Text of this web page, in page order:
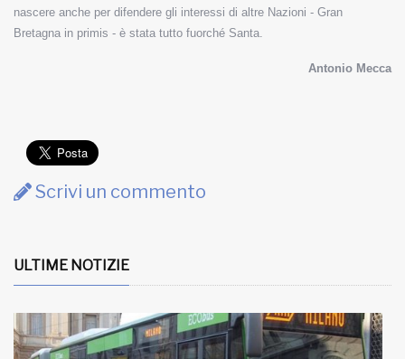
nascere anche per difendere gli interessi di altre Nazioni - Gran
Bretagna in primis - è stata tutto fuorché Santa.
Antonio Mecca
Scrivi un commento
ULTIME NOTIZIE